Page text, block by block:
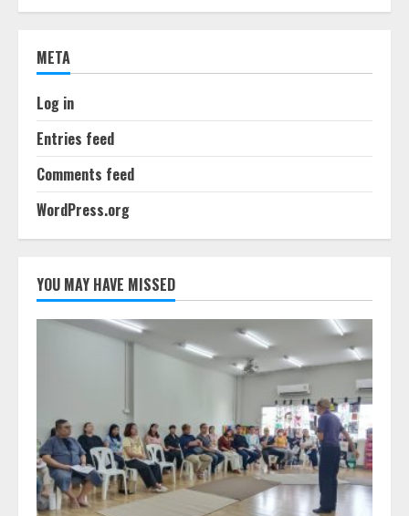
META
Log in
Entries feed
Comments feed
WordPress.org
YOU MAY HAVE MISSED